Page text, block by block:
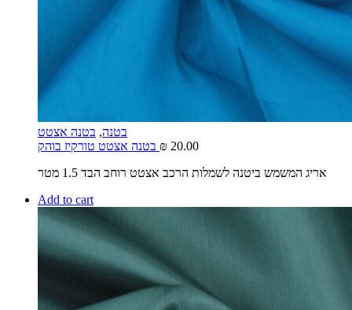
בטנה, בטנה אצטט
₪ 20.00
אריג המשמש ביטנה לשמלות הרכב אצטט רוחב הבד 1.5 מטר
Add to cart